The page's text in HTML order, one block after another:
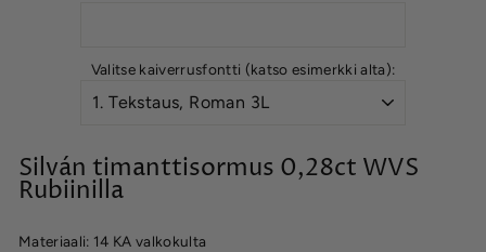
Valitse kaiverrusfontti (katso esimerkki alta):
Silván timanttisormus 0,28ct WVS
Rubiinilla
Materiaali: 14 KA valkokulta